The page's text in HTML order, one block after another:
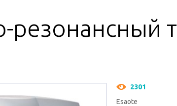
резонансный
2301
Esaote